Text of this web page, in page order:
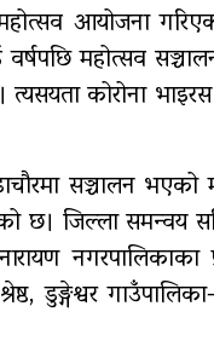
सुरु
आयोजना
महोत्सव
त्यसयता कोरोना
सञ्चालन
छ। जिल्ला समन्वय
डुङ्गेश्वर